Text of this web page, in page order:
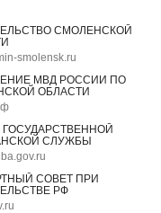
СМОЛЕНСКОЙ
smolensk.ru
МВД РОССИИ ПО
ОБЛАСТИ
ГОСУДАРСТВЕННОЙ
СЛУЖБЫ
СОВЕТ ПРИ
РФ